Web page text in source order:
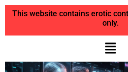
This website contains erotic
only.